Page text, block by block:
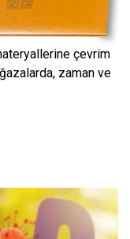
çevrim
zaman ve